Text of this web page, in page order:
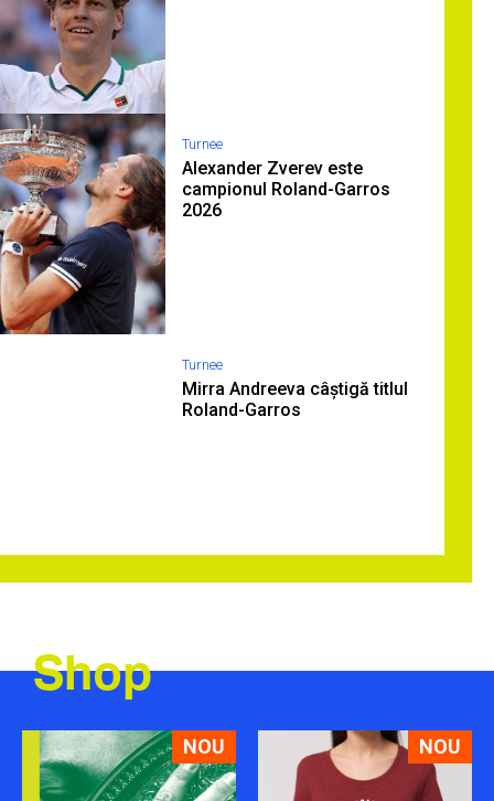
Turnee
Alexander Zverev este
campionul Roland-Garros
2026
Turnee
Mirra Andreeva câștigă titlul
Roland-Garros
Shop
NOU NOU